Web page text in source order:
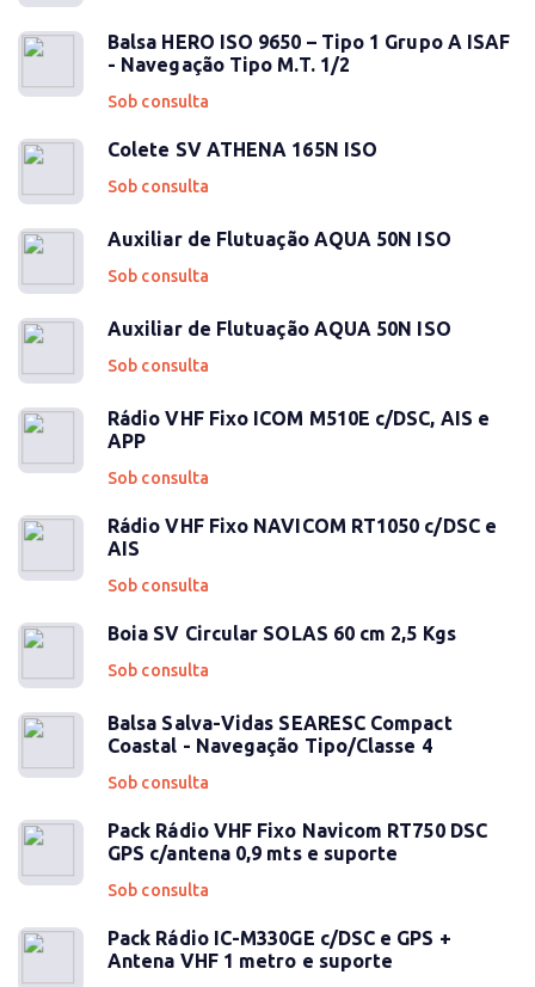
Balsa HERO ISO 9650 – Tipo 1 Grupo A ISAF
- Navegação Tipo M.T. 1/2
Sob consulta
Colete SV ATHENA 165N ISO
Sob consulta
Auxiliar de Flutuação AQUA 50N ISO
Sob consulta
Auxiliar de Flutuação AQUA 50N ISO
Sob consulta
Rádio VHF Fixo ICOM M510E c/DSC, AIS e
APP
Sob consulta
Rádio VHF Fixo NAVICOM RT1050 c/DSC e
AIS
Sob consulta
Boia SV Circular SOLAS 60 cm 2,5 Kgs
Sob consulta
Balsa Salva-Vidas SEARESC Compact
Coastal - Navegação Tipo/Classe 4
Sob consulta
Pack Rádio VHF Fixo Navicom RT750 DSC
GPS c/antena 0,9 mts e suporte
Sob consulta
Pack Rádio IC-M330GE c/DSC e GPS +
Antena VHF 1 metro e suporte